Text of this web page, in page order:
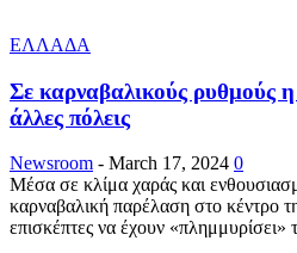
ΕΛΛΑΔΑ
Σε καρναβαλικούς ρυθμούς
άλλες πόλεις
Newsroom - March 17, 2024 0
Μέσα σε κλίμα χαράς και
καρναβαλική παρέλαση στο κέντρο
επισκέπτες να έχουν «πλημμυρίσει»